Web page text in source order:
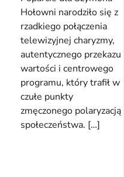
Hołowni narodziło się z
rzadkiego połączenia
telewizyjnej charyzmy,
autentycznego przekazu
wartości i centrowego
programu, który trafił w
czułe punkty
zmęczonego polaryzacją
społeczeństwa. […]